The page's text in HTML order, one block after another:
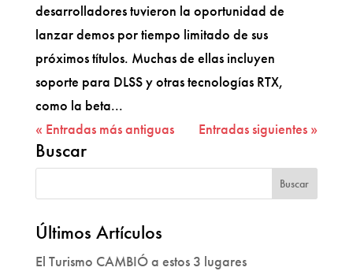
desarrolladores tuvieron la oportunidad de
lanzar demos por tiempo limitado de sus
próximos títulos. Muchas de ellas incluyen
soporte para DLSS y otras tecnologías RTX,
como la beta...
« Entradas más antiguas
Entradas siguientes »
Buscar
Últimos Artículos
El Turismo CAMBIÓ a estos 3 lugares